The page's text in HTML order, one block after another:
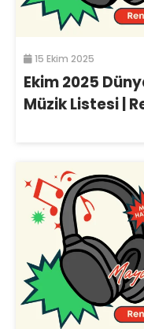
15 Ekim 2025
Ekim 2025
Müzik Listesi |